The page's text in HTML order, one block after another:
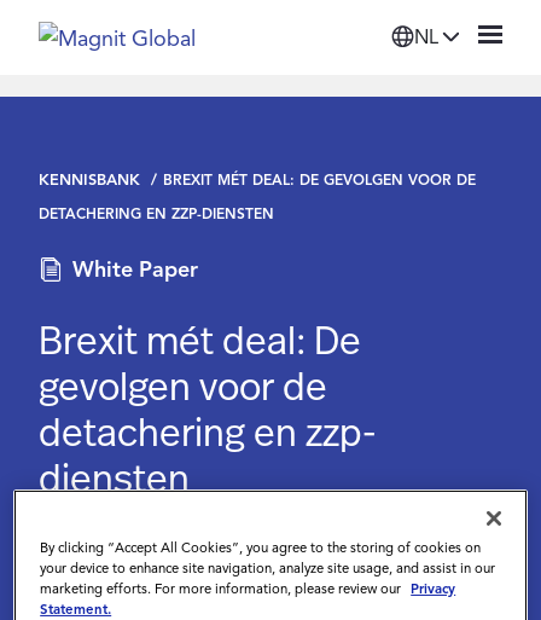
NL
Oplossingen
Diensten
Bronnen
Organisatie
Inloggen
KENNISBANK
BREXIT MÉT DEAL: DE GEVOLGEN VOOR DE
DETACHERING EN ZZP-DIENSTEN
White Paper
Brexit mét deal: De
gevolgen voor de
detachering en zzp-
diensten
October 3 2022
By clicking “Accept All Cookies”, you agree to the storing of cookies on
your device to enhance site navigation, analyze site usage, and assist in our
marketing efforts. For more information, please review our Privacy
Statement.